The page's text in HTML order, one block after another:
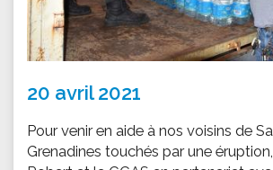
20 avril 2021
Pour venir en aide à nos voisins de
Grenadines touchés par une